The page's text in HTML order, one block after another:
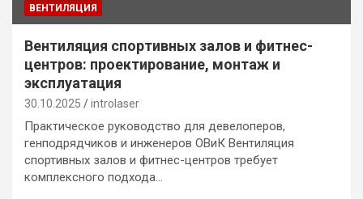
ВЕНТИЛЯЦИЯ
Вентиляция спортивных залов и фитнес-
центров: проектирование, монтаж и
эксплуатация
30.10.2025 introlaser
Практическое руководство для девелоперов,
генподрядчиков и инженеров ОВиК Вентиляция
спортивных залов и фитнес-центров требует
комплексного подхода…